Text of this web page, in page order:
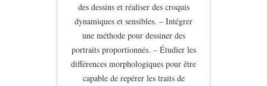
des dessins et réaliser des croquis
dynamiques et sensibles. – Intégrer
une méthode pour dessiner des
portraits proportionnés. – Étudier les
différences morphologiques pour être
capable de repérer les traits de